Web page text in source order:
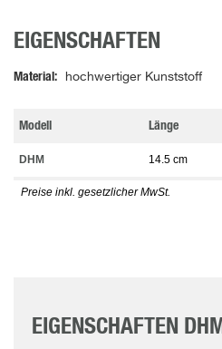
EIGENSCHAFTEN
Material hochwertiger Kunststoff
Modell Länge
DHM 14.5 cm
Preise inkl. gesetzlicher MwSt.
EIGENSCHAFTEN DHM